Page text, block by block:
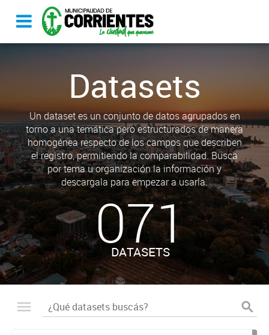
Datasets
Un dataset es un conjunto de datos agrupados en
torno a una temática pero estructurados de manera
homogénea respecto de los campos que describen
el registro, permitiendo la comparabilidad. Busca
por tema u organización la información y
descargala para empezar a usarla.
071
DATASETS